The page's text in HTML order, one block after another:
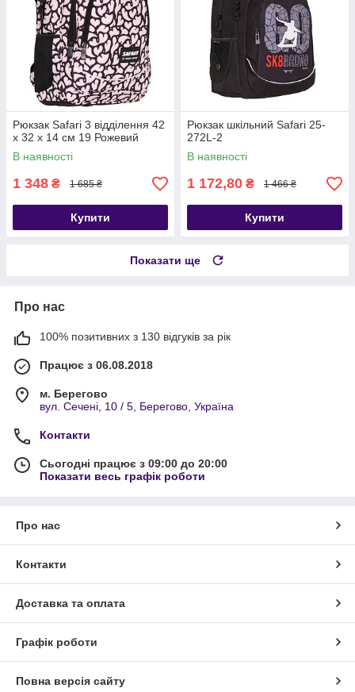
Рюкзак Safari 3 відділення 42
x 32 x 14 см 19 Рожевий
В наявності
1 348 ₴ 1 685 ₴
Купити
Рюкзак шкільний Safari 25-
272L-2
В наявності
1 172,80 ₴ 1 466 ₴
Купити
Показати ще
Про нас
100% позитивних з 130 відгуків за рік
Працює з 06.08.2018
м. Берегово
вул. Сечені, 10 / 5, Берегово, Україна
Контакти
Сьогодні працює з 09:00 до 20:00
Показати весь графік роботи
Про нас
Контакти
Доставка та оплата
Графік роботи
Повна версія сайту